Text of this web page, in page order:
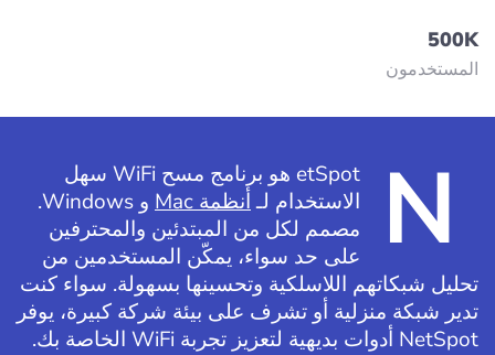
500K
المستخدمون
N
etSpot هو برنامج مسح WiFi سهل
الاستخدام لـأنظمة Mac
و Windows.
مصمم لكل من المبتدئين والمحترفين
على حد سواء، يمكّن المستخدمين من
تحليل شبكاتهم اللاسلكية وتحسينها بسهولة. سواء كنت
تدير شبكة منزلية أو تشرف على بيئة شركة كبيرة، يوفر
NetSpot أدوات بديهية لتعزيز تجربة WiFi الخاصة بك.